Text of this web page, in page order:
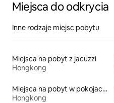
Miejsca do odkrycia
Inne rodzaje miejsc pobytu
Miejsca na pobyt z jacuzzi
Hongkong
Miejsca na pobyt w pokojach prywatnych z łazienką
Hongkong